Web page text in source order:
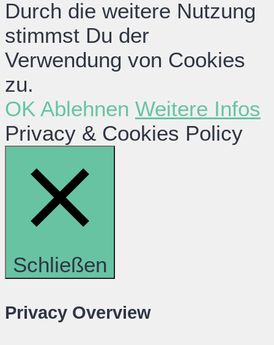
Durch die weitere Nutzung
stimmst Du der
Verwendung von Cookies
zu.
OK Ablehnen Weitere Infos
Privacy & Cookies Policy
Schließen
Privacy Overview